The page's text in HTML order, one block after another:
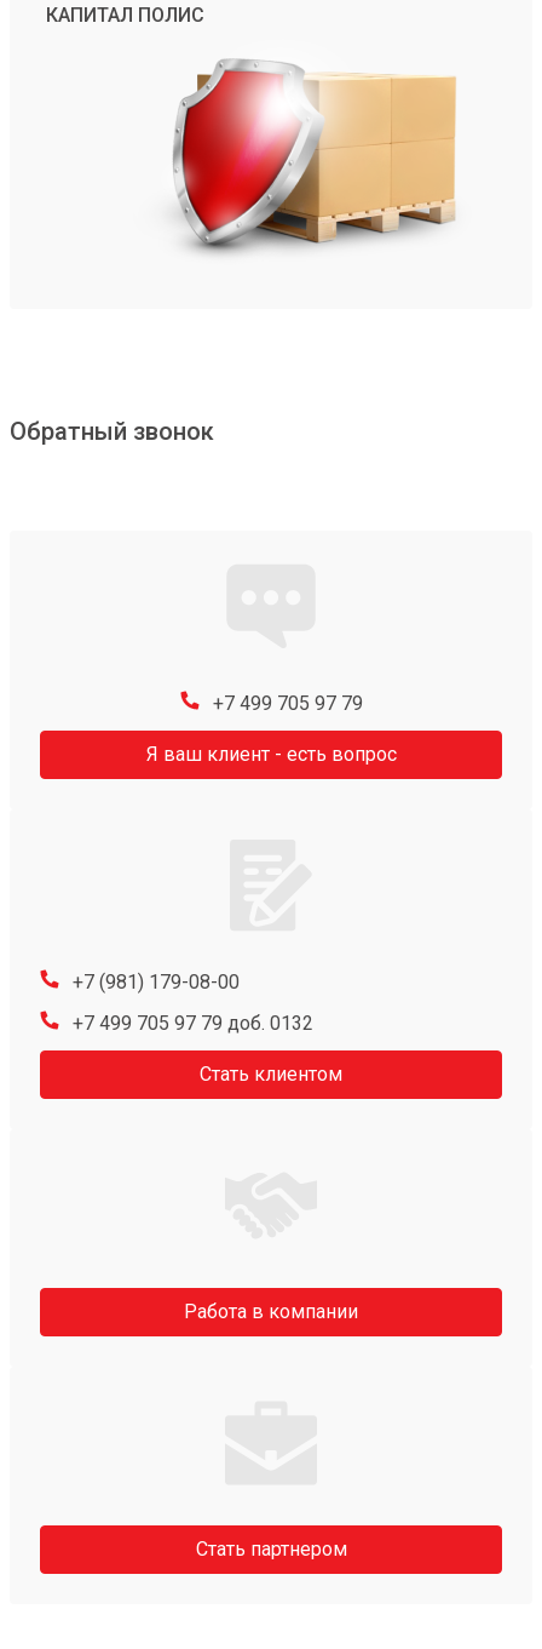
КАПИТАЛ ПОЛИС
Обратный звонок
+7 499 705 97 79
Я ваш клиент - есть вопрос
+7 (981) 179-08-00
+7 499 705 97 79 доб. 0132
Стать клиентом
Работа в компании
Стать партнером